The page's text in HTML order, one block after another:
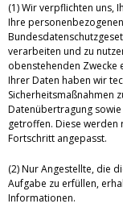
(1) Wir verpflichten uns,
Ihre
verarbeiten und zu
obenstehenden Zwecke
Ihrer Daten haben wir
Sicherheitsmaßnahmen
Datenübertragung
getroffen. Diese
Fortschritt angepasst.
(2) Nur Angestellte, die
Aufgabe zu erfüllen,
Informationen.